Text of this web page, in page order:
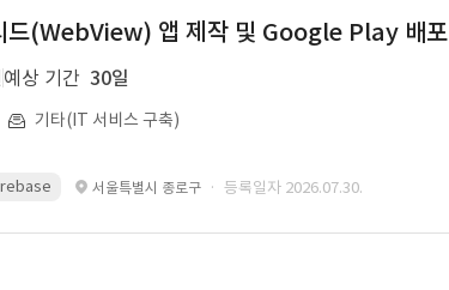
드(WebView) 앱 제작 및 Google Play 배포
예상 기간 30일
기타(IT 서비스 구축)
서울특별시 종로구 · 등록일자 2026.07.30.